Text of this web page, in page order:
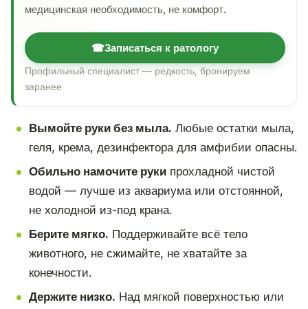
медицинская необходимость, не комфорт.
☎Записаться к ратологу
Профильный специалист — редкость, бронируем
заранее
Вымойте руки без мыла. Любые остатки мыла,
геля, крема, дезинфектора для амфибии опасны.
Обильно намочите рукипрохладной чистой
водой — лучше из аквариума или отстоянной,
не холодной из-под крана.
Берите мягко. Поддерживайте всё тело
животного, не сжимайте, не хватайте за
конечности.
Держите низко. Над мягкой поверхностью или